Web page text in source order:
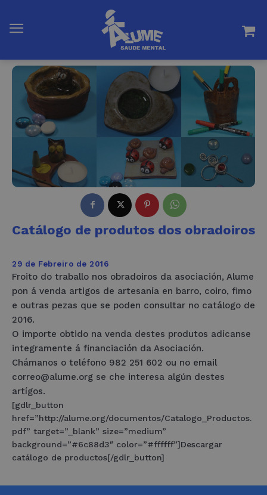
Catálogo de produtos dos obradoiros
29 de Febreiro de 2016
Froito do traballo nos obradoiros da asociación, Alume
pon á venda artigos de artesanía en barro, coiro, fimo
e outras pezas que se poden consultar no catálogo de
2016.
O importe obtido na venda destes produtos adícanse
integramente á financiación da Asociación.
Chámanos o teléfono 982 251 602 ou no email
correo@alume.org se che interesa algún destes
artígos.
[gdlr_button
href=”http://alume.org/documentos/Catalogo_Productos.
pdf” target=”_blank” size=”medium”
background=”#6c88d3″ color=”#ffffff”]Descargar
catálogo de productos[/gdlr_button]